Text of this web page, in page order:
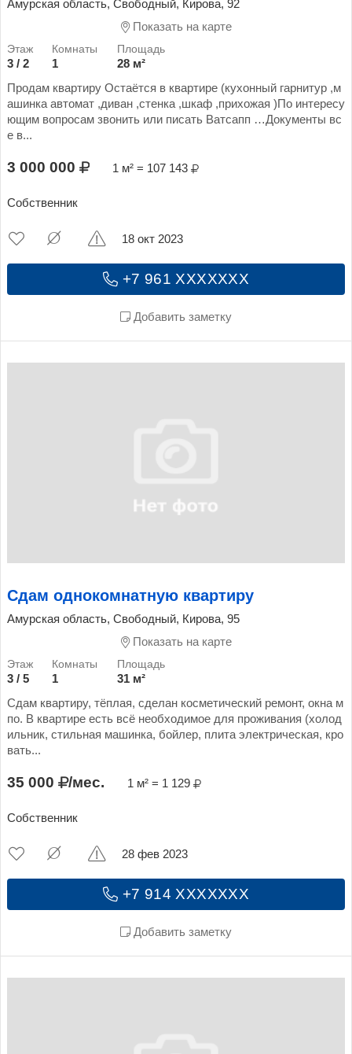
Амурская область, Свободный, Кирова, 92
Показать на карте
3 / 2 1
28 м²
Продам квартиру Остаётся в квартире (кухонный гарнитур ,м
ашинка автомат ,диван ,стенка ,шкаф ,прихожая )По интересу
ющим вопросам звонить или писать Ватсапп …Документы вс
е в...
3 000 000 1 м² = 107 143
Собственник
+7 961 XXXXXXX
Добавить заметку
18 окт 2023
Сдам однокомнатную квартиру
Амурская область, Свободный, Кирова, 95
Показать на карте
3 / 5 1
31 м²
Сдам квартиру, тёплая, сделан косметический ремонт, окна м
по. В квартире есть всё необходимое для проживания (холод
ильник, стильная машинка, бойлер, плита электрическая, кро
вать...
35 000 /мес. 1 м² = 1 129
Собственник
+7 914 XXXXXXX
Добавить заметку
28 фев 2023